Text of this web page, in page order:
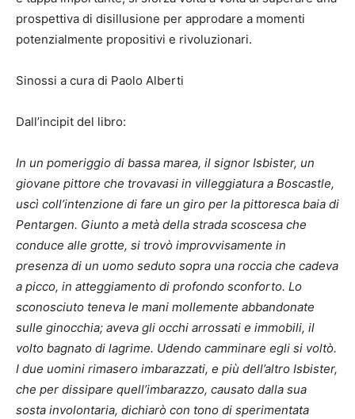
prospettiva di disillusione per approdare a momenti
potenzialmente propositivi e rivoluzionari.
Sinossi a cura di Paolo Alberti
Dall’incipit del libro:
In un pomeriggio di bassa marea, il signor Isbister, un
giovane pittore che trovavasi in villeggiatura a Boscastle,
uscì coll’intenzione di fare un giro per la pittoresca baia di
Pentargen. Giunto a metà della strada scoscesa che
conduce alle grotte, si trovò improvvisamente in
presenza di un uomo seduto sopra una roccia che cadeva
a picco, in atteggiamento di profondo sconforto. Lo
sconosciuto teneva le mani mollemente abbandonate
sulle ginocchia; aveva gli occhi arrossati e immobili, il
volto bagnato di lagrime. Udendo camminare egli si voltò.
I due uomini rimasero imbarazzati, e più dell’altro Isbister,
che per dissipare quell’imbarazzo, causato dalla sua
sosta involontaria, dichiarò con tono di sperimentata